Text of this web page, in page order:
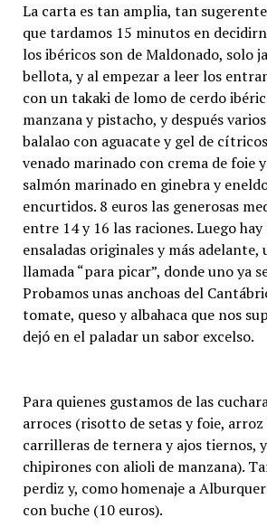
La carta es tan amplia, tan
que tardamos 15 minutos en
los ibéricos son de Maldonado, solo
bellota, y al empezar a leer los
con un takaki de lomo de cerdo
manzana y pistacho, y después
balalao con aguacate y gel de
venado marinado con crema de foie
salmón marinado en ginebra y
encurtidos. 8 euros las generosas
entre 14 y 16 las raciones. Luego hay
ensaladas originales y más adelante,
llamada “para picar”, donde uno ya
Probamos unas anchoas del
tomate, queso y albahaca que nos
dejó en el paladar un sabor excelso.
Para quienes gustamos de las
arroces (risotto de setas y foie, arroz
carrilleras de ternera y ajos tiernos,
chipirones con alioli de manzana).
perdiz y, como homenaje a
con buche (10 euros).